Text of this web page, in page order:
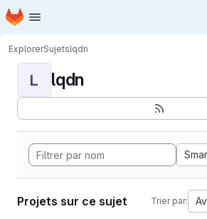
Passer au contenu principal
Page d'accueil
ExplorerSujetslqdn
L lqdn
Projets sur ce sujet Trier par: